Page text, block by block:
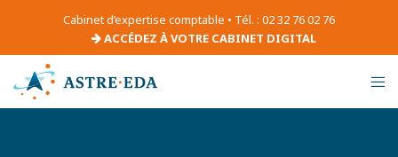
Cabinet d’expertise comptable • Tél. : 02 32 76 02 76
ACCÉDEZ À VOTRE CABINET DIGITAL